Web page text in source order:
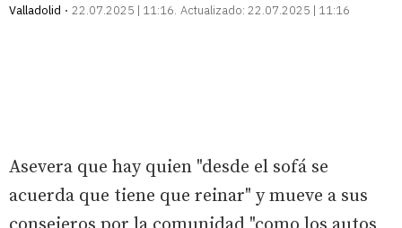
Valladolid
22.07.2025 | 11:16 Actualizado: 22.07.2025 | 11:16
Asevera que hay quien "desde el sofá se
acuerda que tiene que reinar" y mueve a sus